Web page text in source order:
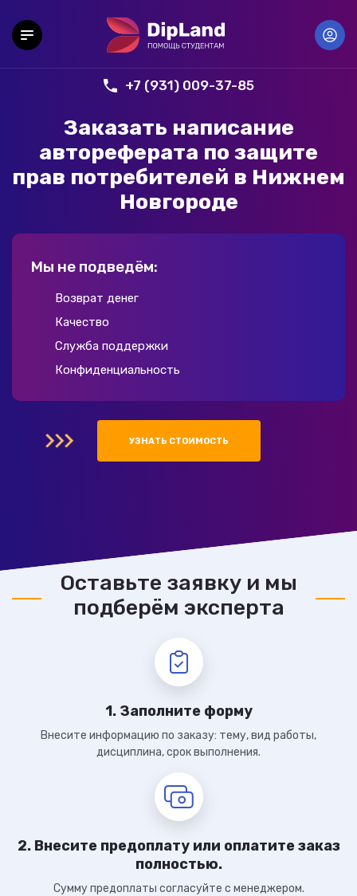
+7 (931) 009-37-85
Заказать написание
автореферата по защите
прав потребителей в Нижнем
Новгороде
Мы не подведём:
Возврат денег
Качество
Служба поддержки
Конфиденциальность
УЗНАТЬ СТОИМОСТЬ
Оставьте заявку и мы
подберём эксперта
1. Заполните форму
Внесите информацию по заказу: тему, вид работы,
дисциплина, срок выполнения.
2. Внесите предоплату или оплатите заказ
полностью.
Сумму предоплаты согласуйте с менеджером.